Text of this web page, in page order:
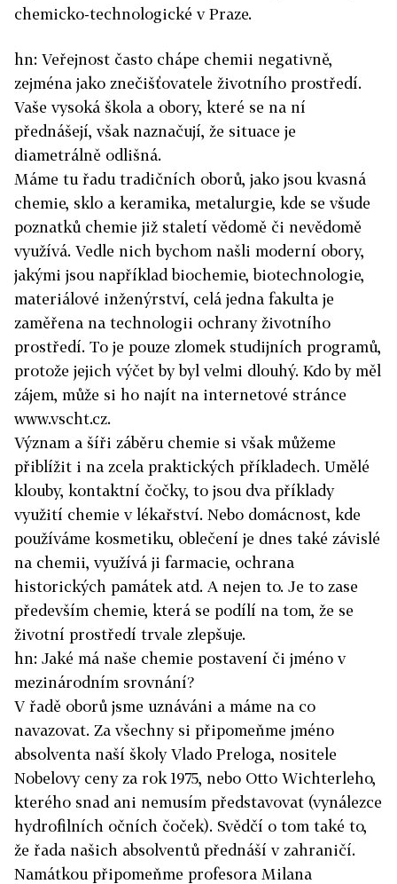
chemicko-technologické v Praze.
hn: Veřejnost často chápe chemii negativně,
zejména jako znečišťovatele životního prostředí.
Vaše vysoká škola a obory, které se na ní
přednášejí, však naznačují, že situace je
diametrálně odlišná.
Máme tu řadu tradičních oborů, jako jsou kvasná
chemie, sklo a keramika, metalurgie, kde se všude
poznatků chemie již staletí vědomě či nevědomě
využívá. Vedle nich bychom našli moderní obory,
jakými jsou například biochemie, biotechnologie,
materiálové inženýrství, celá jedna fakulta je
zaměřena na technologii ochrany životního
prostředí. To je pouze zlomek studijních programů,
protože jejich výčet by byl velmi dlouhý. Kdo by měl
zájem, může si ho najít na internetové stránce
www.vscht.cz.
Význam a šíři záběru chemie si však můžeme
přiblížit i na zcela praktických příkladech. Umělé
klouby, kontaktní čočky, to jsou dva příklady
využití chemie v lékařství. Nebo domácnost, kde
používáme kosmetiku, oblečení je dnes také závislé
na chemii, využívá ji farmacie, ochrana
historických památek atd. A nejen to. Je to zase
především chemie, která se podílí na tom, že se
životní prostředí trvale zlepšuje.
hn: Jaké má naše chemie postavení či jméno v
mezinárodním srovnání?
V řadě oborů jsme uznáváni a máme na co
navazovat. Za všechny si připomeňme jméno
absolventa naší školy Vlado Preloga, nositele
Nobelovy ceny za rok 1975, nebo Otto Wichterleho,
kterého snad ani nemusím představovat (vynálezce
hydrofilních očních čoček). Svědčí o tom také to,
že řada našich absolventů přednáší v zahraničí.
Namátkou připomeňme profesora Milana